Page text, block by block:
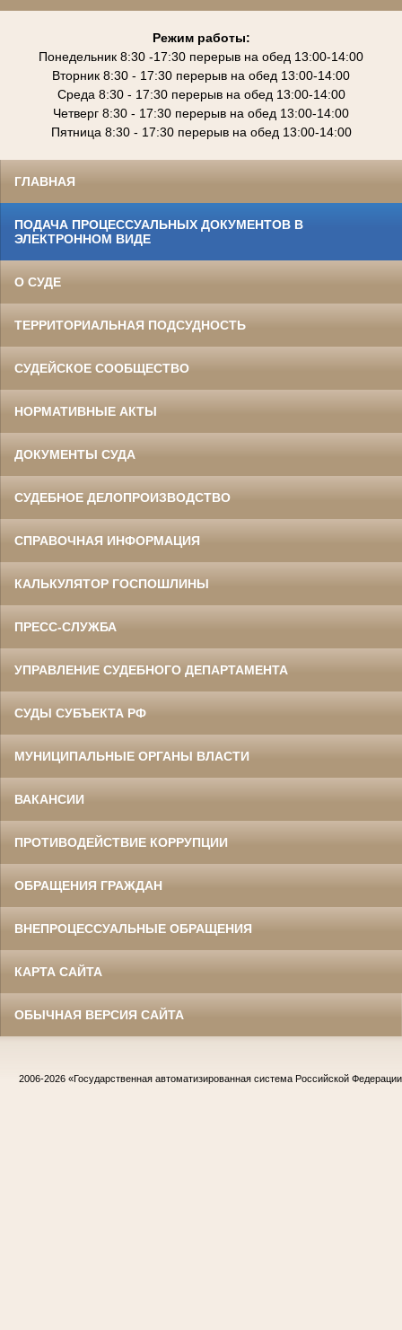
Режим работы:
Понедельник 8:30 -17:30 перерыв на обед 13:00-14:00
Вторник 8:30 - 17:30 перерыв на обед 13:00-14:00
Среда 8:30 - 17:30 перерыв на обед 13:00-14:00
Четверг 8:30 - 17:30 перерыв на обед 13:00-14:00
Пятница 8:30 - 17:30 перерыв на обед 13:00-14:00
ГЛАВНАЯ
ПОДАЧА ПРОЦЕССУАЛЬНЫХ ДОКУМЕНТОВ В
ЭЛЕКТРОННОМ ВИДЕ
О СУДЕ
ТЕРРИТОРИАЛЬНАЯ ПОДСУДНОСТЬ
СУДЕЙСКОЕ СООБЩЕСТВО
НОРМАТИВНЫЕ АКТЫ
ДОКУМЕНТЫ СУДА
СУДЕБНОЕ ДЕЛОПРОИЗВОДСТВО
СПРАВОЧНАЯ ИНФОРМАЦИЯ
КАЛЬКУЛЯТОР ГОСПОШЛИНЫ
ПРЕСС-СЛУЖБА
УПРАВЛЕНИЕ СУДЕБНОГО ДЕПАРТАМЕНТА
СУДЫ СУБЪЕКТА РФ
МУНИЦИПАЛЬНЫЕ ОРГАНЫ ВЛАСТИ
ВАКАНСИИ
ПРОТИВОДЕЙСТВИЕ КОРРУПЦИИ
ОБРАЩЕНИЯ ГРАЖДАН
ВНЕПРОЦЕССУАЛЬНЫЕ ОБРАЩЕНИЯ
КАРТА САЙТА
ОБЫЧНАЯ ВЕРСИЯ САЙТА
2006-2026 «Государственная автоматизированная система Российской